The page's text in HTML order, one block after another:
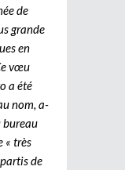
de
grande
en
vœu
a été
nom, a-
bureau
« très
de